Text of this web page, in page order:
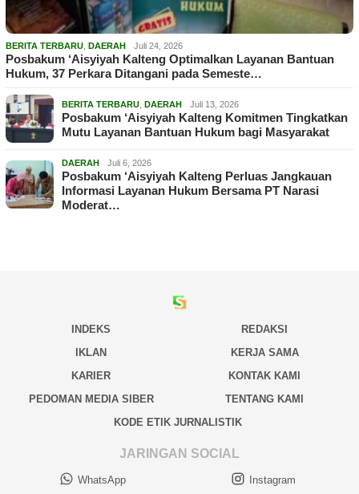
BERITA TERBARU DAERAH Juli 24, 2026
Posbakum ‘Aisyiyah Kalteng Optimalkan Layanan Bantuan
Hukum, 37 Perkara Ditangani pada Semeste…
BERITA TERBARU DAERAH Juli 13, 2026
Posbakum ‘Aisyiyah Kalteng Komitmen Tingkatkan
Mutu Layanan Bantuan Hukum bagi Masyarakat
DAERAH Juli 6, 2026
Posbakum ‘Aisyiyah Kalteng Perluas Jangkauan
Informasi Layanan Hukum Bersama PT Narasi
Moderat…
INDEKS
REDAKSI
IKLAN
KERJA SAMA
KARIER
KONTAK KAMI
PEDOMAN MEDIA SIBER
TENTANG KAMI
KODE ETIK JURNALISTIK
JARINGAN SOCIAL
WhatsApp Instagram